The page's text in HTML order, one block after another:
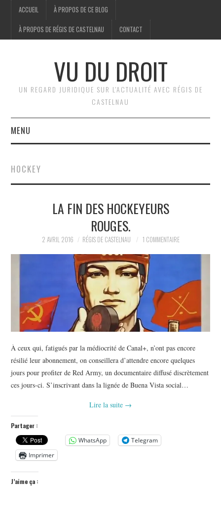
ACCUEIL À PROPOS DE CE BLOG
À PROPOS DE RÉGIS DE CASTELNAU CONTACT
VU DU DROIT
UN REGARD JURIDIQUE SUR L'ACTUALITÉ AVEC RÉGIS DE
CASTELNAU
MENU
BRÈVES
JURIDIQUE
HISTOIRE
SPORT
HOCKEY
LA FIN DES HOCKEYEURS
ROUGES.
2 AVRIL 2016 RÉGIS DE CASTELNAU 1 COMMENTAIRE
À ceux qui, fatigués par la médiocrité de Canal+, n’ont pas encore
résilié leur abonnement, on conseillera d’attendre encore quelques
jours pour profiter de Red Army, un documentaire diffusé discrètement
ces jours-ci. S’inscrivant dans la lignée de Buena Vista social…
Lire la suite →
Partager :
WhatsApp
Telegram
Imprimer
J’aime ça :